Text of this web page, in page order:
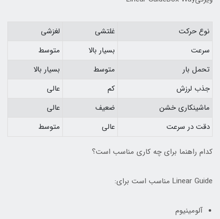
نوع حرکت غلتشی
لغزشی
سرعت
بسیار بالا
متوسط
تحمل بار
متوسط
بسیار بالا
جذب لرزش
کم
عالی
ماشینکاری خشن
ضعیف
عالی
دقت در سرعت
عالی متوسط
کدام راهنما برای چه کاری مناسب است؟
Linear Guide مناسب است برای:
آلومینیوم